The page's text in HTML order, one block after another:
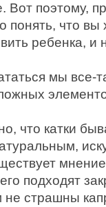
поэтому,
понять, что вы
ребенка, и
мы все-
что катки
подходят
страшны